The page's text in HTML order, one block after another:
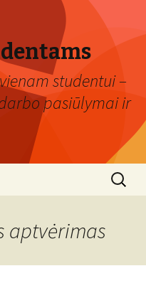
studentui –
pasiūlymai ir
Ieškoti:
aptvėrimas